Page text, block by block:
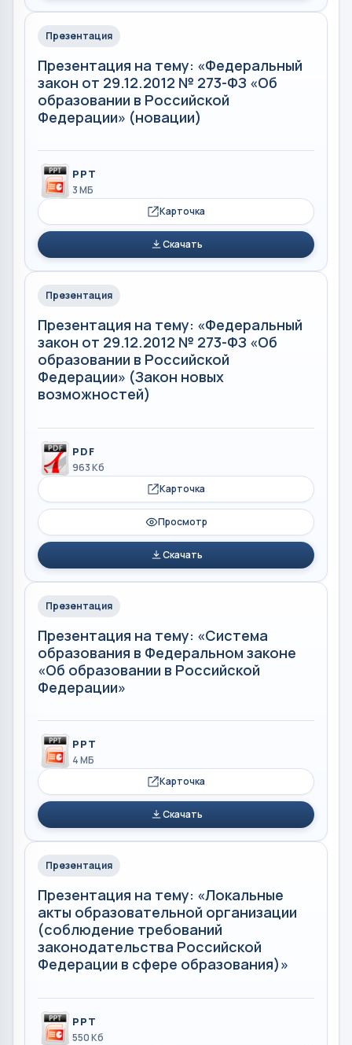
Презентация
Презентация на тему: «Федеральный
закон от 29.12.2012 № 273-ФЗ «Об
образовании в Российской
Федерации» (новации)
PPT
3 МБ
Карточка
Скачать
Презентация
Презентация на тему: «Федеральный
закон от 29.12.2012 № 273-ФЗ «Об
образовании в Российской
Федерации» (Закон новых
возможностей)
PDF
963 Кб
Карточка
Просмотр
Скачать
Презентация
Презентация на тему: «Система
образования в Федеральном законе
«Об образовании в Российской
Федерации»
PPT
4 МБ
Карточка
Скачать
Презентация
Презентация на тему: «Локальные
акты образовательной организации
(соблюдение требований
законодательства Российской
Федерации в сфере образования)»
PPT
550 Кб